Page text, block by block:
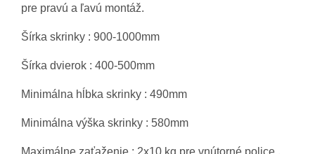
pre pravú a ľavú montáž.
Šírka skrinky : 900-1000mm
Šírka dvierok : 400-500mm
Minimálna hĺbka skrinky : 490mm
Minimálna výška skrinky : 580mm